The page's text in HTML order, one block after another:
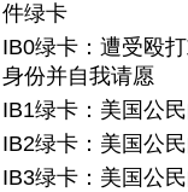
件绿卡
IB0绿卡：遭受殴
身份并自我请愿
IB1绿卡：美国公
IB2绿卡：美国公
IB3绿卡：美国公